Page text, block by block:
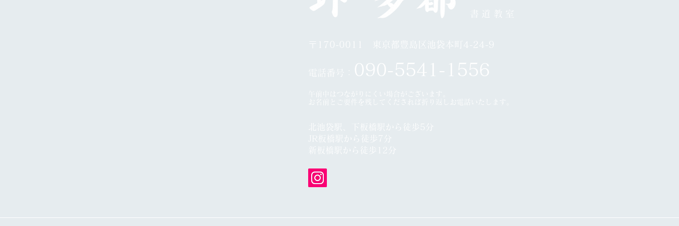
書道教室
〒170-0011 東京都豊島区池袋本町4-24-9
電話番号： 090-5541-1556
午前中はつながりにくい場合がございます。
​お名前とご要件を残してくだされば折り返しお電話いたします。
北池袋駅、下板橋駅から徒歩5分
JR板橋駅から徒歩7分
​
新板橋駅から徒歩12分